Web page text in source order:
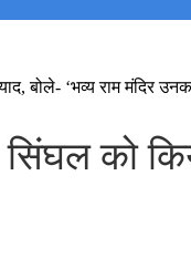
बोले- ‘भव्य राम मंदिर
को